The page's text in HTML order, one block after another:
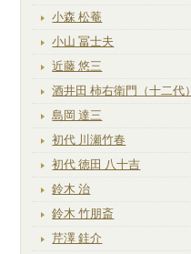
小森 松菴
小山 冨士夫
近藤 悠三
酒井田 柿右衛門（十二代）
島岡 達三
初代 川瀬竹春
初代 徳田 八十吉
鈴木 治
鈴木 竹朋斎
芹澤 銈介